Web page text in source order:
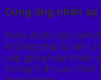
Cung ứng nhân sự
Hiểu được các vấn
không phải là tiền,
cấp giải pháp nhân
trong lĩnh vực thiết